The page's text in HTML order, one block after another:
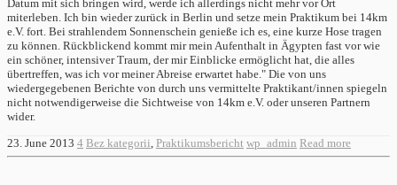
Datum mit sich bringen wird, werde ich allerdings nicht mehr vor Ort
miterleben. Ich bin wieder zurück in Berlin und setze mein Praktikum bei 14km
e.V. fort. Bei strahlendem Sonnenschein genieße ich es, eine kurze Hose tragen
zu können. Rückblickend kommt mir mein Aufenthalt in Ägypten fast vor wie
ein schöner, intensiver Traum, der mir Einblicke ermöglicht hat, die alles
übertreffen, was ich vor meiner Abreise erwartet habe." Die von uns
wiedergegebenen Berichte von durch uns vermittelte Praktikant/innen spiegeln
nicht notwendigerweise die Sichtweise von 14km e.V. oder unseren Partnern
wider.
23. June 2013 4 Bez kategorii Praktikumsbericht wp_admin Read more